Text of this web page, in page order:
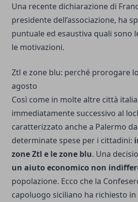
Una recente dichiarazione di
presidente dell’associazione, ha
puntuale ed esaustiva quali sono
le motivazioni.
Ztl e zone blu: perché prorogare
agosto
Così come in molte altre città
immediatamente successivo al
caratterizzato anche a Palermo
determinate spese per i cittadini:
zone Ztl e le zone blu. Una
un aiuto economico non
popolazione. Ecco che la
capoluogo siciliano ha richiesto